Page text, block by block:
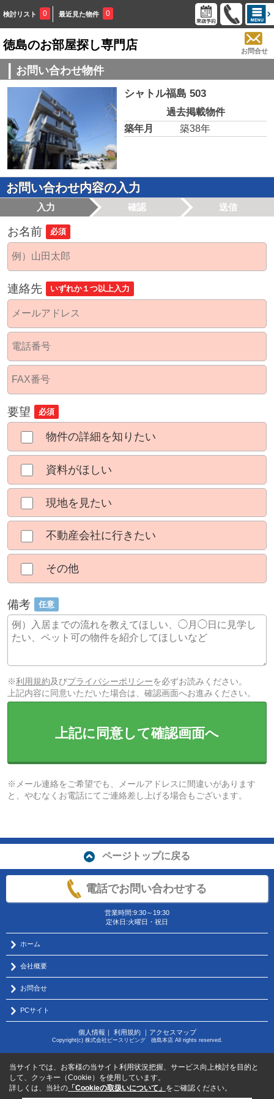
検討リスト 0 最近見た物件 0
徳島のお部屋探し専門店 お問合せ
お問い合わせ物件
シャトル福島 503
過去掲載物件
築年月
築38年
お問い合わせ内容の入力
入力 確認 送信
お名前 必須
連絡先 いずれか１つ以上入力
要望 必須
物件の詳細を知りたい
資料がほしい
現地を見たい
不動産会社に行きたい
その他
備考 任意
※利用規約及びプライバシーポリシーを必ずお読みください。
上記内容に同意いただいた場合は、確認画面へお進みください。
上記に同意して確認画面へ
※メール連絡をご希望でも、メールアドレスに間違いがあります
と、やむなくお電話にてご連絡差し上げる場合もございます。
ページトップに戻る
電話でお問い合わせする
営業時間:9:30～19:30
定休日:火曜日・祝日
ホーム
会社概要
お問合せ
PCサイト
個人情報 利用規約｜ アクセスマップ
Copyright(c) 株式会社ピースリビング 徳島本店 All rights reserved.
当サイトでは、お客様の当サイト利用状況把握、サービス向上検討を目的と
して、クッキー（Cookie）を使用しています。
詳しくは、当社の 「Cookieの取扱いについて」 をご確認ください。